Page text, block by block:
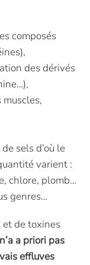
composés
des dérivés
sels d’où le
varient :
chlore, plomb…
genres…
de toxines
a priori pas
effluves